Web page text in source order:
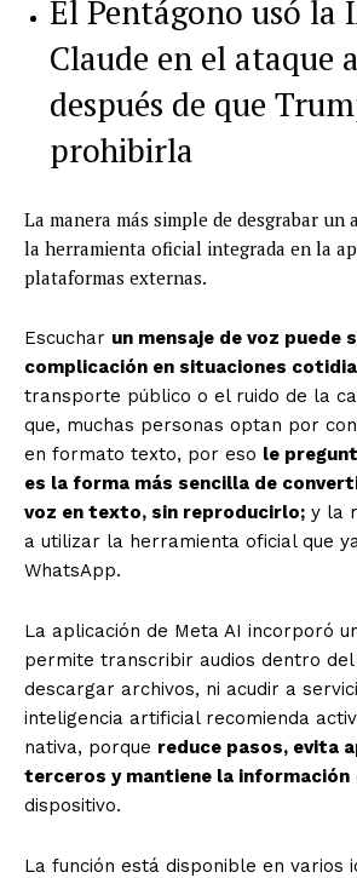
El Pentágono usó la
Claude en el ataque
después de que
prohibirla
La manera más simple de desgrabar un
la herramienta oficial integrada en la
plataformas externas.
Escuchar un mensaje de voz puede
complicación en situaciones
transporte público o el ruido de la
que, muchas personas optan por
en formato texto, por eso le
es la forma más sencilla de
voz en texto, sin reproducirlo; y la
a utilizar la herramienta oficial que
WhatsApp.
La aplicación de Meta AI incorporó
permite transcribir audios dentro
descargar archivos, ni acudir a
inteligencia artificial recomienda
nativa, porque reduce pasos, evita
terceros y mantiene la información
dispositivo.
La función está disponible en varios